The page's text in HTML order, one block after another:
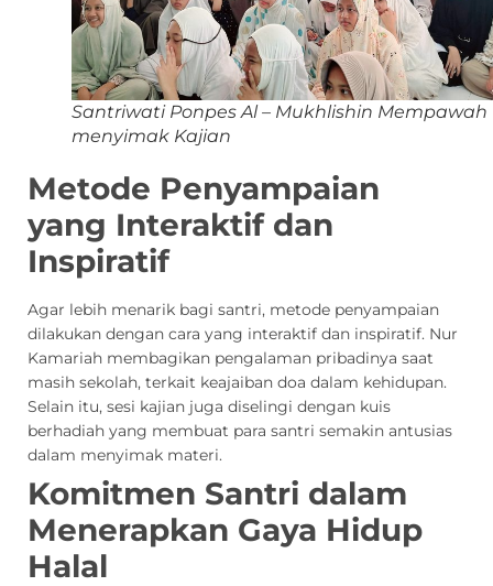
Santriwati Ponpes Al – Mukhlishin Mempawah
menyimak Kajian
Metode Penyampaian
yang Interaktif dan
Inspiratif
Agar lebih menarik bagi santri, metode penyampaian
dilakukan dengan cara yang interaktif dan inspiratif. Nur
Kamariah membagikan pengalaman pribadinya saat
masih sekolah, terkait keajaiban doa dalam kehidupan.
Selain itu, sesi kajian juga diselingi dengan kuis
berhadiah yang membuat para santri semakin antusias
dalam menyimak materi.
Komitmen Santri dalam
Menerapkan Gaya Hidup
Halal